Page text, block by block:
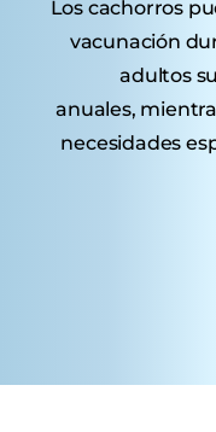
Los cachorros
vacunación
adultos
anuales,
necesidades